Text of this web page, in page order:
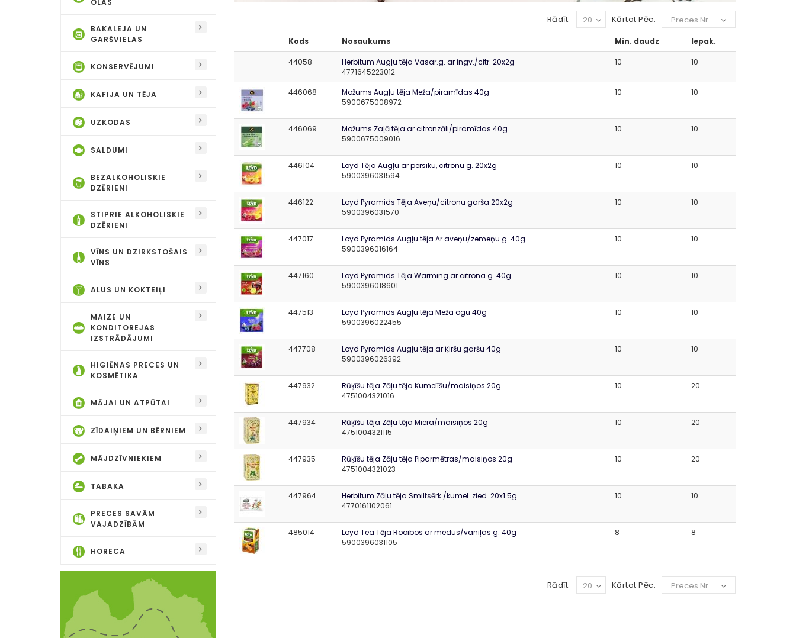
OLAS
BAKALEJA UN
GARŠVIELAS
KONSERVĒJUMI
KAFIJA UN TĒJA
UZKODAS
SALDUMI
BEZALKOHOLISKIE
DZĒRIENI
STIPRIE ALKOHOLISKIE
DZĒRIENI
VĪNS UN DZIRKSTOŠAIS
VĪNS
ALUS UN KOKTEIĻI
MAIZE UN
KONDITOREJAS
IZSTRĀDĀJUMI
HIGIĒNAS PRECES UN
KOSMĒTIKA
MĀJAI UN ATPŪTAI
ZĪDAIŅIEM UN BĒRNIEM
MĀJDZĪVNIEKIEM
TABAKA
PRECES SAVĀM
VAJADZĪBĀM
HORECA
Kārtot Pēc: Preces Nr.
Rādīt: 20
Kods Nosaukums Min. daudz Iepak.
44058
Herbitum Augļu tēja Vasar.g. ar ingv./citr. 20x2g
4771645223012
10 10
446068
Možums Augļu tēja Meža/piramīdas 40g
5900675008972
10 10
446069
Možums Zaļā tēja ar citronzāli/piramīdas 40g
5900675009016
10 10
446104
Loyd Tēja Augļu ar persiku, citronu g. 20x2g
5900396031594
10 10
446122
Loyd Pyramids Tēja Aveņu/citronu garša 20x2g
5900396031570
10 10
447017
Loyd Pyramids Augļu tēja Ar aveņu/zemeņu g. 40g
5900396016164
10 10
447160
Loyd Pyramids Tēja Warming ar citrona g. 40g
5900396018601
10 10
447513
Loyd Pyramids Augļu tēja Meža ogu 40g
5900396022455
10 10
447708
Loyd Pyramids Augļu tēja ar Ķiršu garšu 40g
5900396026392
10 10
447932
Rūķīšu tēja Zāļu tēja Kumelīšu/maisiņos 20g
4751004321016
10 20
447934
Rūķīšu tēja Zāļu tēja Miera/maisiņos 20g
4751004321115
10 20
447935
Rūķīšu tēja Zāļu tēja Piparmētras/maisiņos 20g
4751004321023
10 20
447964
Herbitum Zāļu tēja Smiltsērk./kumel. zied. 20x1.5g
4770161102061
10 10
485014
Loyd Tea Tēja Rooibos ar medus/vaniļas g. 40g
5900396031105
8 8
Kārtot Pēc: Preces Nr.
Rādīt: 20